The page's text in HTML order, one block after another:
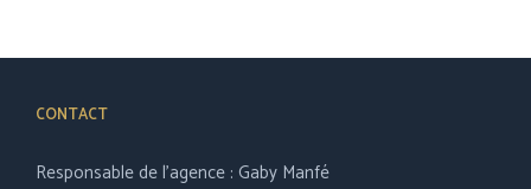
CONTACT
Responsable de l’agence : Gaby Manfé